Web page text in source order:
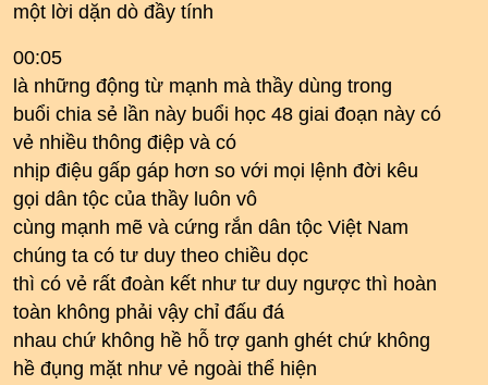
một lời dặn dò đầy tính
00:05
là những động từ mạnh mà thầy dùng trong
buổi chia sẻ lần này buổi học 48 giai đoạn này có
vẻ nhiều thông điệp và có
nhịp điệu gấp gáp hơn so với mọi lệnh đời kêu
gọi dân tộc của thầy luôn vô
cùng mạnh mẽ và cứng rắn dân tộc Việt Nam
chúng ta có tư duy theo chiều dọc
thì có vẻ rất đoàn kết như tư duy ngược thì hoàn
toàn không phải vậy chỉ đấu đá
nhau chứ không hề hỗ trợ ganh ghét chứ không
hề đụng mặt như vẻ ngoài thể hiện